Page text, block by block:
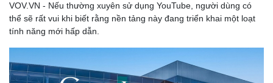
Bóng đá
Lịch thi đấu bóng đá
Thế giới thể thao
eSports
Ô tô
Xe máy
VOV.VN - Nếu thường xuyên sử dụng YouTube, người dùng có
thể sẽ rất vui khi biết rằng nền tảng này đang triển khai một loạt
tính năng mới hấp dẫn.